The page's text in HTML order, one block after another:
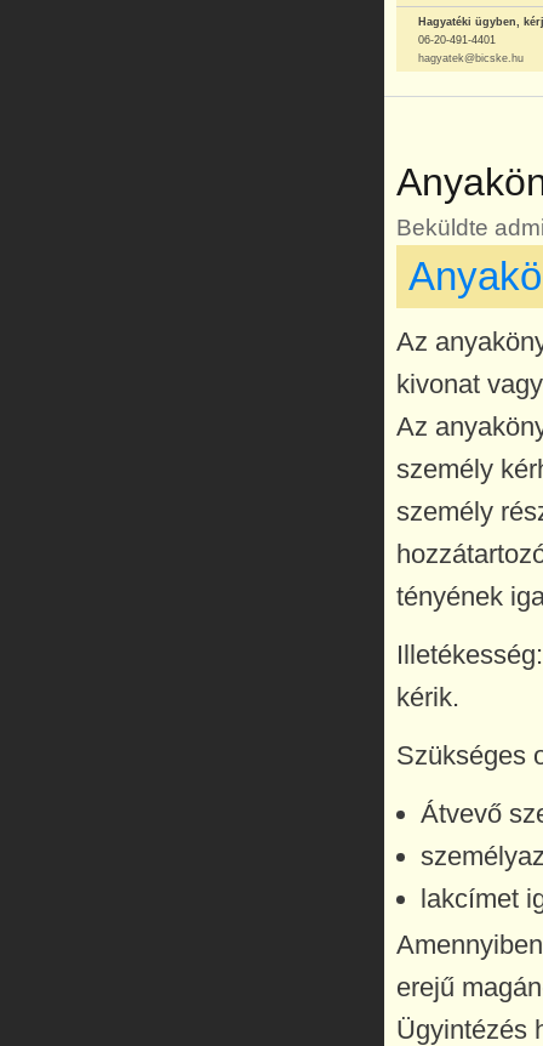
Hagyatéki ügyben,
06-20-491-4401
hagyatek@bicske.hu
Beküldte
Az
kivonat
Az
személy
személy
tényének
kérik.
Szükséges
Átvevő
lakcímet
erejű
Ügyintézés